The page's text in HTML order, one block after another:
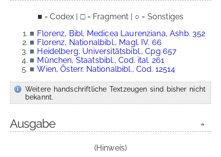
■ = Codex | □ = Fragment | ○ = Sonstiges
■ Florenz, Bibl. Medicea Laurenziana, Ashb. 352
■ Florenz, Nationalbibl., Magl. IV. 66
■ Heidelberg, Universitätsbibl., Cpg 657
■ München, Staatsbibl., Cod. ital. 261
■ Wien, Österr. Nationalbibl., Cod. 12514
Weitere handschriftliche Textzeugen sind bisher nicht
bekannt.
Ausgabe
(Hinweis)